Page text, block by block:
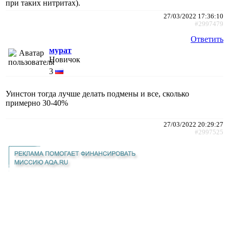
при таких нитритах).
27/03/2022 17:36:10
#2997479
Ответить
мурат
Новичок
3
Уинстон тогда лучше делать подмены и все, сколько
примерно 30-40%
27/03/2022 20:29:27
#2997525